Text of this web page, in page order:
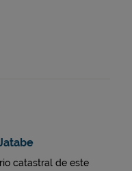
catastral de este